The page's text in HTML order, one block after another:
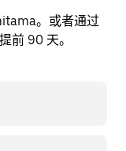
。或者通过
前 90 天。